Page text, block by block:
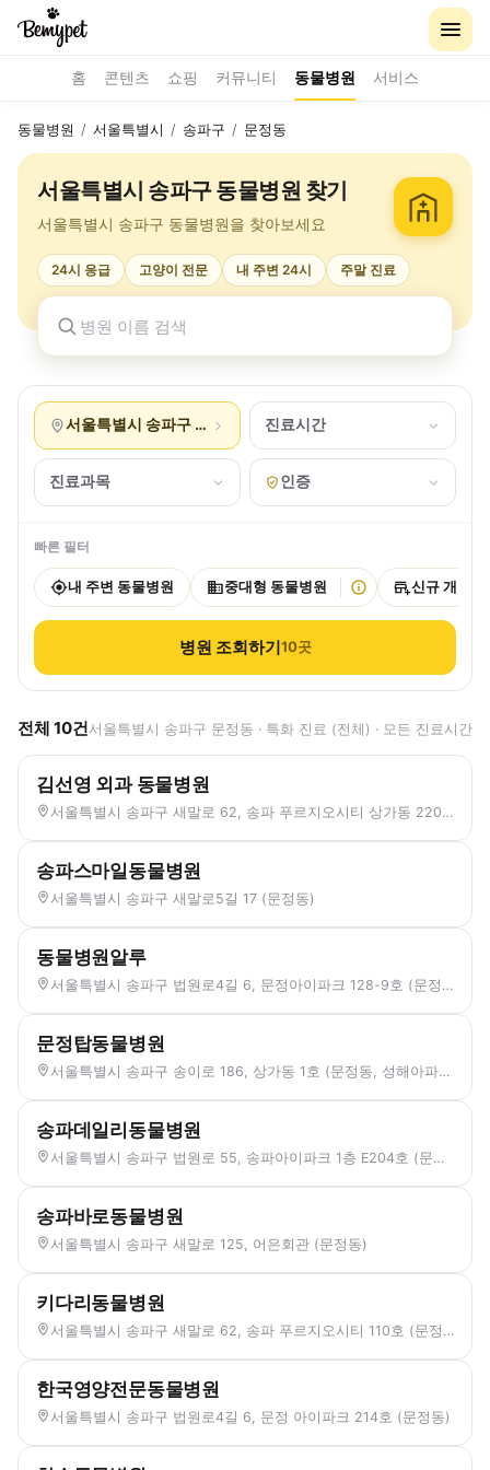
홈 콘텐츠 쇼핑 커뮤니티 동물병원 서비스
동물병원 / 서울특별시 / 송파구 / 문정동
서울특별시 송파구 동물병원 찾기
서울특별시 송파구 동물병원을 찾아보세요
24시 응급 고양이 전문 내 주변 24시 주말 진료
서울특별시 송파구 문정동 진료시간
진료과목 인증
빠른 필터
내 주변 동물병원 중대형 동물병원 신규 개원
병원 조회하기10곳
전체 10건서울특별시 송파구 문정동 · 특화 진료 (전체) · 모든 진료시간
김선영 외과 동물병원
서울특별시 송파구 새말로 62, 송파 푸르지오시티 상가동 220호, 221호 (문정동)
송파스마일동물병원
서울특별시 송파구 새말로5길 17 (문정동)
동물병원알루
서울특별시 송파구 법원로4길 6, 문정아이파크 128-9호 (문정동)
문정탑동물병원
서울특별시 송파구 송이로 186, 상가동 1호 (문정동, 성해아파트)
송파데일리동물병원
서울특별시 송파구 법원로 55, 송파아이파크 1층 E204호 (문정동)
송파바로동물병원
서울특별시 송파구 새말로 125, 어은회관 (문정동)
키다리동물병원
서울특별시 송파구 새말로 62, 송파 푸르지오시티 110호 (문정동)
한국영양전문동물병원
서울특별시 송파구 법원로4길 6, 문정 아이파크 214호 (문정동)